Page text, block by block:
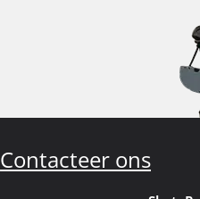
Contacteer ons